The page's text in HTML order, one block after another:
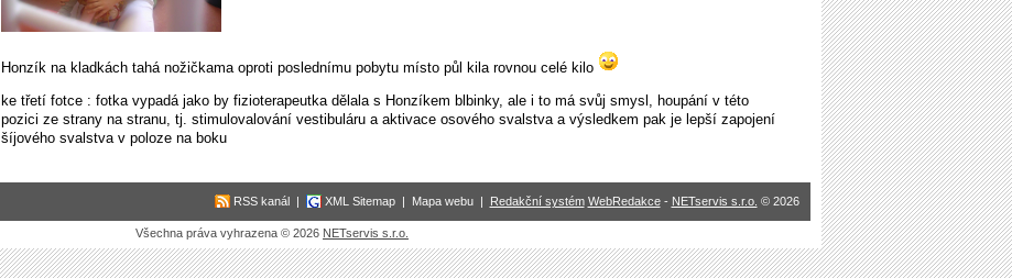
Honzík na kladkách tahá nožičkama oproti poslednímu pobytu místo půl kila rovnou celé kilo
ke třetí fotce : fotka vypadá jako by fizioterapeutka dělala s Honzíkem blbinky, ale i to má svůj smysl, houpání v této
pozici ze strany na stranu, tj. stimulovalování vestibuláru a aktivace osového svalstva a výsledkem pak je lepší zapojení
šíjového svalstva v poloze na boku
RSS kanál XML Sitemap| Mapa webu| Redakční systém WebRedakce- NETservis s.r.o. © 2026
Všechna práva vyhrazena © 2026 NETservis s.r.o.